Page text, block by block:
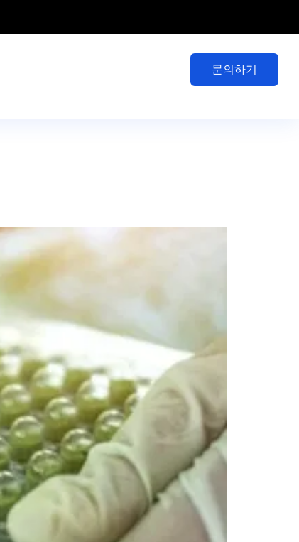
문의하기